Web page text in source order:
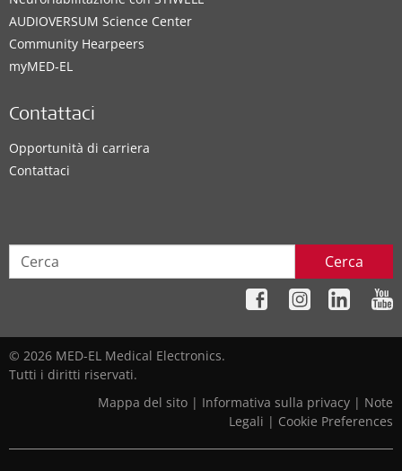
AUDIOVERSUM Science Center
Community Hearpeers
myMED‑EL
Contattaci
Opportunità di carriera
Contattaci
Cerca
© 2026 MED-EL Medical Electronics.
Tutti i diritti riservati.
Mappa del sito | Informativa sulla privacy | Note
Legali | Cookie Preferences